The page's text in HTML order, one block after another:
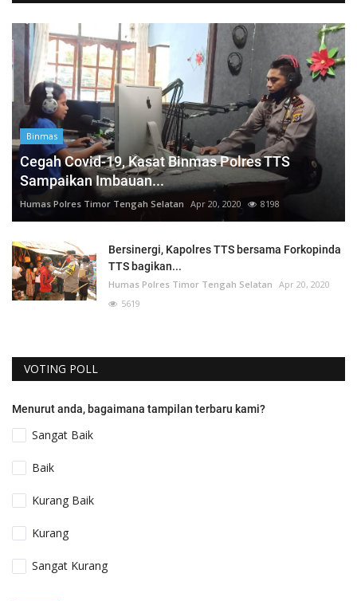
Binmas
Cegah Covid-19, Kasat Binmas Polres TTS
Sampaikan Imbauan...
Humas Polres Timor Tengah Selatan Apr 20, 2020 8198
Bersinergi, Kapolres TTS bersama Forkopinda
TTS bagikan...
Humas Polres Timor Tengah Selatan Apr 20, 2020
5619
VOTING POLL
Menurut anda, bagaimana tampilan terbaru kami?
Sangat Baik
Baik
Kurang Baik
Kurang
Sangat Kurang